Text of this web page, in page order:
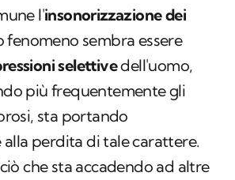
l'insonorizzazione dei
fenomeno sembra essere
selettivedell'uomo,
più frequentemente gli
sta portando
perdita di tale carattere.
che sta accadendo ad altre